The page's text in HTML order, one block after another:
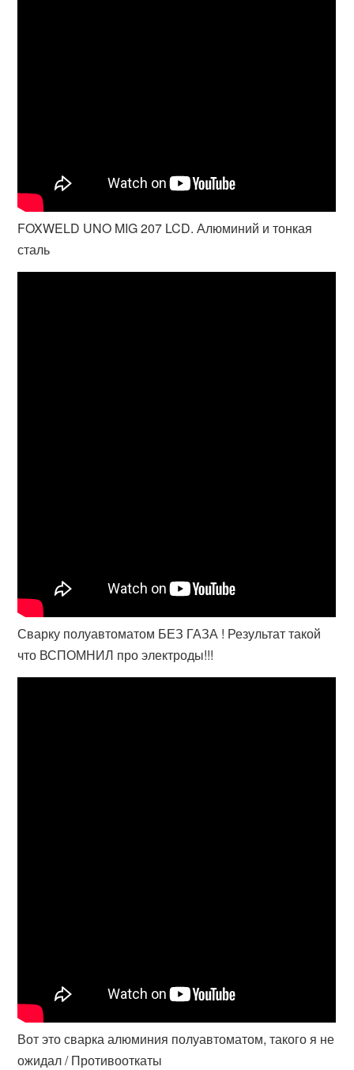
FOXWELD UNO MIG 207 LCD. Алюминий и тонкая
сталь
Сварку полуавтоматом БЕЗ ГАЗА ! Результат такой
что ВСПОМНИЛ про электроды!!!
Вот это сварка алюминия полуавтоматом, такого я не
ожидал / Противооткаты